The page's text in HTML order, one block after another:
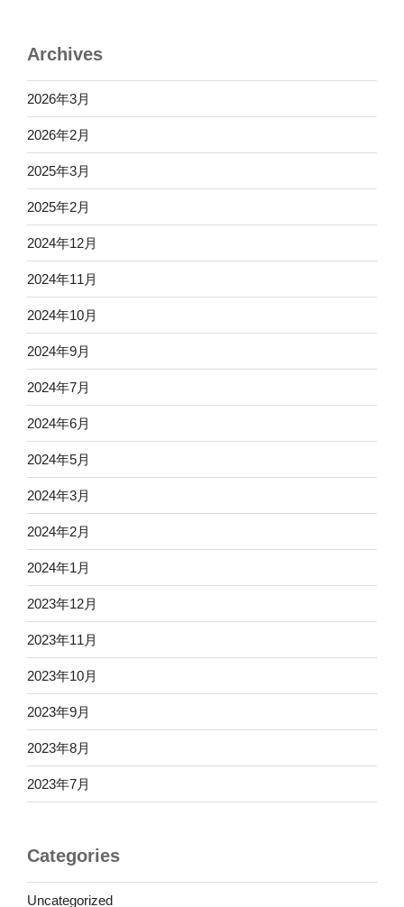
Archives
2026年3月
2026年2月
2025年3月
2025年2月
2024年12月
2024年11月
2024年10月
2024年9月
2024年7月
2024年6月
2024年5月
2024年3月
2024年2月
2024年1月
2023年12月
2023年11月
2023年10月
2023年9月
2023年8月
2023年7月
Categories
Uncategorized